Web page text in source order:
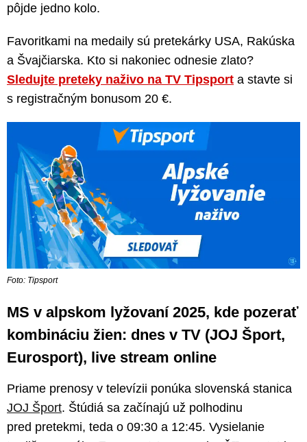
pôjde jedno kolo.
Favoritkami na medaily sú pretekárky USA, Rakúska
a Švajčiarska. Kto si nakoniec odnesie zlato?
Sledujte preteky naživo na TV Tipsport a stavte si
s registračným bonusom 20 €.
Foto: Tipsport
MS v alpskom lyžovaní 2025, kde pozerať
kombináciu žien: dnes v TV (JOJ Šport,
Eurosport), live stream online
Priame prenosy v televízii ponúka slovenská stanica
JOJ Šport. Štúdiá sa začínajú už polhodinu
pred pretekmi, teda o 09:30 a 12:45. Vysielanie